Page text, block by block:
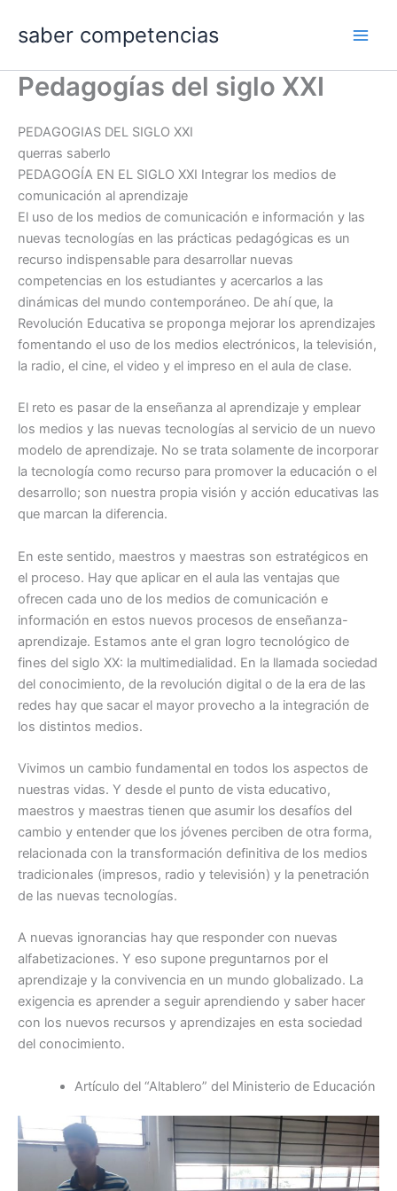
saber competencias
Pedagogías del siglo XXI
PEDAGOGIAS DEL SIGLO XXI
querras saberlo
PEDAGOGÍA EN EL SIGLO XXI Integrar los medios de
comunicación al aprendizaje
El uso de los medios de comunicación e información y las
nuevas tecnologías en las prácticas pedagógicas es un
recurso indispensable para desarrollar nuevas
competencias en los estudiantes y acercarlos a las
dinámicas del mundo contemporáneo. De ahí que, la
Revolución Educativa se proponga mejorar los aprendizajes
fomentando el uso de los medios electrónicos, la televisión,
la radio, el cine, el video y el impreso en el aula de clase.
El reto es pasar de la enseñanza al aprendizaje y emplear
los medios y las nuevas tecnologías al servicio de un nuevo
modelo de aprendizaje. No se trata solamente de incorporar
la tecnología como recurso para promover la educación o el
desarrollo; son nuestra propia visión y acción educativas las
que marcan la diferencia.
En este sentido, maestros y maestras son estratégicos en
el proceso. Hay que aplicar en el aula las ventajas que
ofrecen cada uno de los medios de comunicación e
información en estos nuevos procesos de enseñanza-
aprendizaje. Estamos ante el gran logro tecnológico de
fines del siglo XX: la multimedialidad. En la llamada sociedad
del conocimiento, de la revolución digital o de la era de las
redes hay que sacar el mayor provecho a la integración de
los distintos medios.
Vivimos un cambio fundamental en todos los aspectos de
nuestras vidas. Y desde el punto de vista educativo,
maestros y maestras tienen que asumir los desafíos del
cambio y entender que los jóvenes perciben de otra forma,
relacionada con la transformación definitiva de los medios
tradicionales (impresos, radio y televisión) y la penetración
de las nuevas tecnologías.
A nuevas ignorancias hay que responder con nuevas
alfabetizaciones. Y eso supone preguntarnos por el
aprendizaje y la convivencia en un mundo globalizado. La
exigencia es aprender a seguir aprendiendo y saber hacer
con los nuevos recursos y aprendizajes en esta sociedad
del conocimiento.
Artículo del “Altablero” del Ministerio de Educación